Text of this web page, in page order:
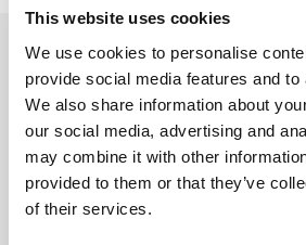
This website uses cookies
We use cookies to personalise
provide social media features and
We also share information about
our social media, advertising and
may combine it with other
provided to them or that they’ve
of their services.